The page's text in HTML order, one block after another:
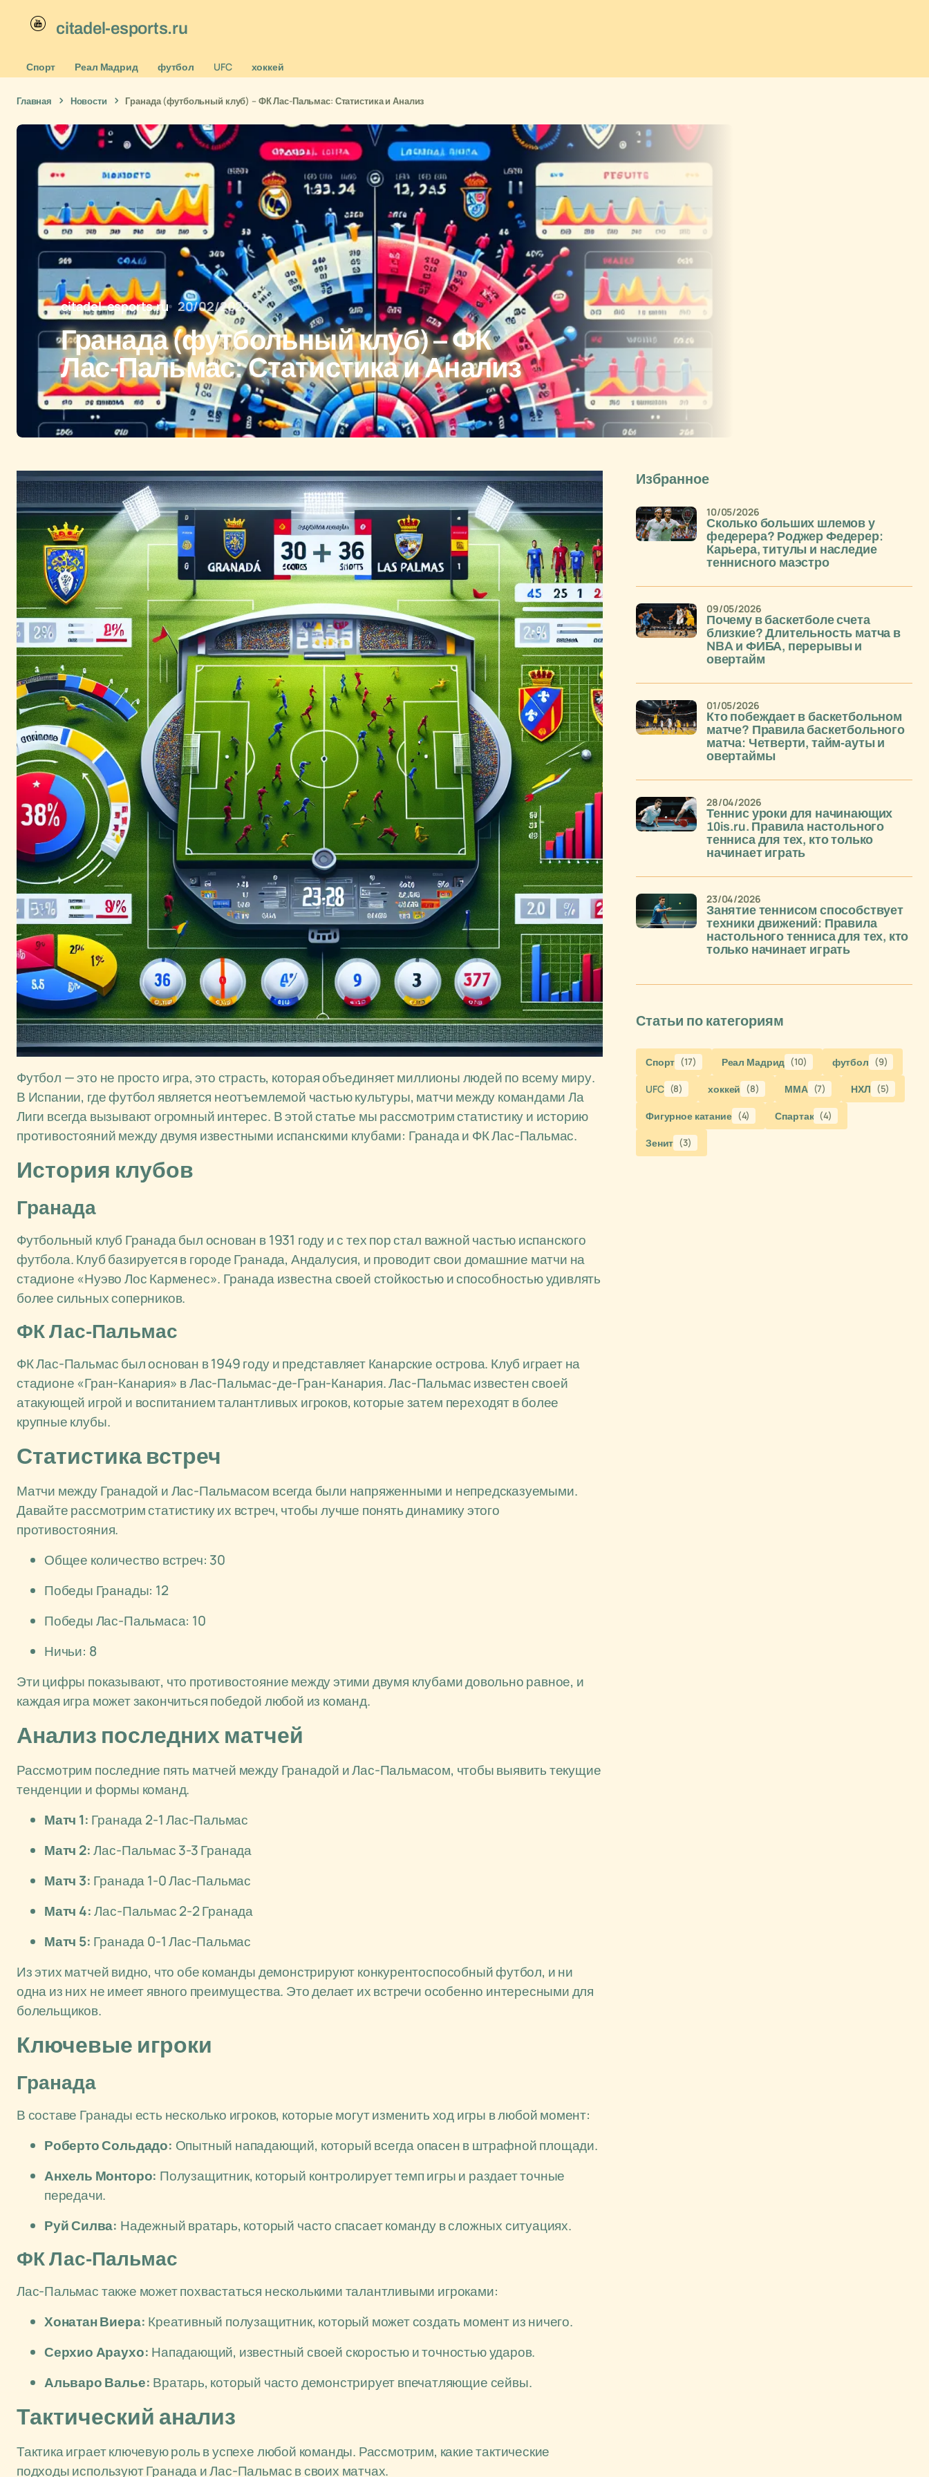
citadel-esports.ru
Спорт Реал Мадрид футбол UFC хоккей
Главная Новости Гранада (футбольный клуб) – ФК Лас-Пальмас: Статистика и Анализ
citadel-esports.ru 20/02/2025
Гранада (футбольный клуб) – ФК
Лас-Пальмас: Статистика и Анализ
Футбол — это не просто игра, это страсть, которая объединяет миллионы людей по всему миру.
В Испании, где футбол является неотъемлемой частью культуры, матчи между командами Ла
Лиги всегда вызывают огромный интерес. В этой статье мы рассмотрим статистику и историю
противостояний между двумя известными испанскими клубами: Гранада и ФК Лас-Пальмас.
История клубов
Гранада
Футбольный клуб Гранада был основан в 1931 году и с тех пор стал важной частью испанского
футбола. Клуб базируется в городе Гранада, Андалусия, и проводит свои домашние матчи на
стадионе «Нуэво Лос Карменес». Гранада известна своей стойкостью и способностью удивлять
более сильных соперников.
ФК Лас-Пальмас
ФК Лас-Пальмас был основан в 1949 году и представляет Канарские острова. Клуб играет на
стадионе «Гран-Канария» в Лас-Пальмас-де-Гран-Канария. Лас-Пальмас известен своей
атакующей игрой и воспитанием талантливых игроков, которые затем переходят в более
крупные клубы.
Статистика встреч
Матчи между Гранадой и Лас-Пальмасом всегда были напряженными и непредсказуемыми.
Давайте рассмотрим статистику их встреч, чтобы лучше понять динамику этого
противостояния.
Общее количество встреч: 30
Победы Гранады: 12
Победы Лас-Пальмаса: 10
Ничьи: 8
Эти цифры показывают, что противостояние между этими двумя клубами довольно равное, и
каждая игра может закончиться победой любой из команд.
Анализ последних матчей
Рассмотрим последние пять матчей между Гранадой и Лас-Пальмасом, чтобы выявить текущие
тенденции и формы команд.
Матч 1: Гранада 2-1 Лас-Пальмас
Матч 2:Лас-Пальмас 3-3 Гранада
Матч 3: Гранада 1-0 Лас-Пальмас
Матч 4:Лас-Пальмас 2-2 Гранада
Матч 5: Гранада 0-1 Лас-Пальмас
Из этих матчей видно, что обе команды демонстрируют конкурентоспособный футбол, и ни
одна из них не имеет явного преимущества. Это делает их встречи особенно интересными для
болельщиков.
Ключевые игроки
Гранада
В составе Гранады есть несколько игроков, которые могут изменить ход игры в любой момент:
Роберто Сольдадо: Опытный нападающий, который всегда опасен в штрафной площади.
Анхель Монторо: Полузащитник, который контролирует темп игры и раздает точные
передачи.
Руй Силва: Надежный вратарь, который часто спасает команду в сложных ситуациях.
ФК Лас-Пальмас
Лас-Пальмас также может похвастаться несколькими талантливыми игроками:
Хонатан Виера: Креативный полузащитник, который может создать момент из ничего.
Серхио Араухо: Нападающий, известный своей скоростью и точностью ударов.
Альваро Валье: Вратарь, который часто демонстрирует впечатляющие сейвы.
Тактический анализ
Тактика играет ключевую роль в успехе любой команды. Рассмотрим, какие тактические
подходы используют Гранада и Лас-Пальмас в своих матчах.
Избранное
Сколько больших шлемов у
федерера? Роджер Федерер:
Карьера, титулы и наследие
теннисного маэстро
10/05/2026
Почему в баскетболе счета
близкие? Длительность матча в
NBA и ФИБА, перерывы и
овертайм
09/05/2026
Кто побеждает в баскетбольном
матче? Правила баскетбольного
матча: Четверти, тайм-ауты и
овертаймы
01/05/2026
Теннис уроки для начинающих
10is.ru. Правила настольного
тенниса для тех, кто только
начинает играть
28/04/2026
Занятие теннисом способствует
техники движений: Правила
настольного тенниса для тех, кто
только начинает играть
23/04/2026
Статьи по категориям
Спорт (17) Реал Мадрид (10) футбол (9)
UFC (8) хоккей (8) ММА (7) НХЛ (5)
Фигурное катание (4) Спартак (4)
Зенит (3)